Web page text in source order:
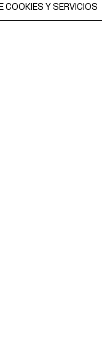
COOKIES Y SERVICIOS